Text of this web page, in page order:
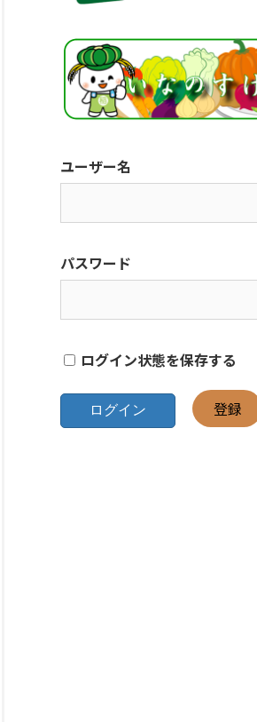
ユーザー名
パスワード
ログイン状態を保存する
登録